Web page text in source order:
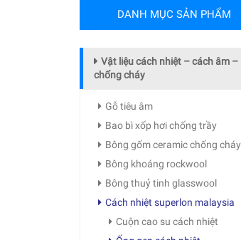
DANH MỤC SẢN PHẨM
Vật liệu cách nhiệt – cách âm –
chống cháy
Gỗ tiêu âm
Bao bì xốp hơi chống trầy
Bông gốm ceramic chống cháy
Bông khoáng rockwool
Bông thuỷ tinh glasswool
Cách nhiệt superlon malaysia
Cuộn cao su cách nhiệt